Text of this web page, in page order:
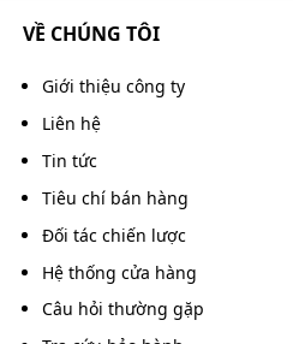
VỀ CHÚNG TÔI
Giới thiệu công ty
Liên hệ
Tin tức
Tiêu chí bán hàng
Đối tác chiến lược
Hệ thống cửa hàng
Câu hỏi thường gặp